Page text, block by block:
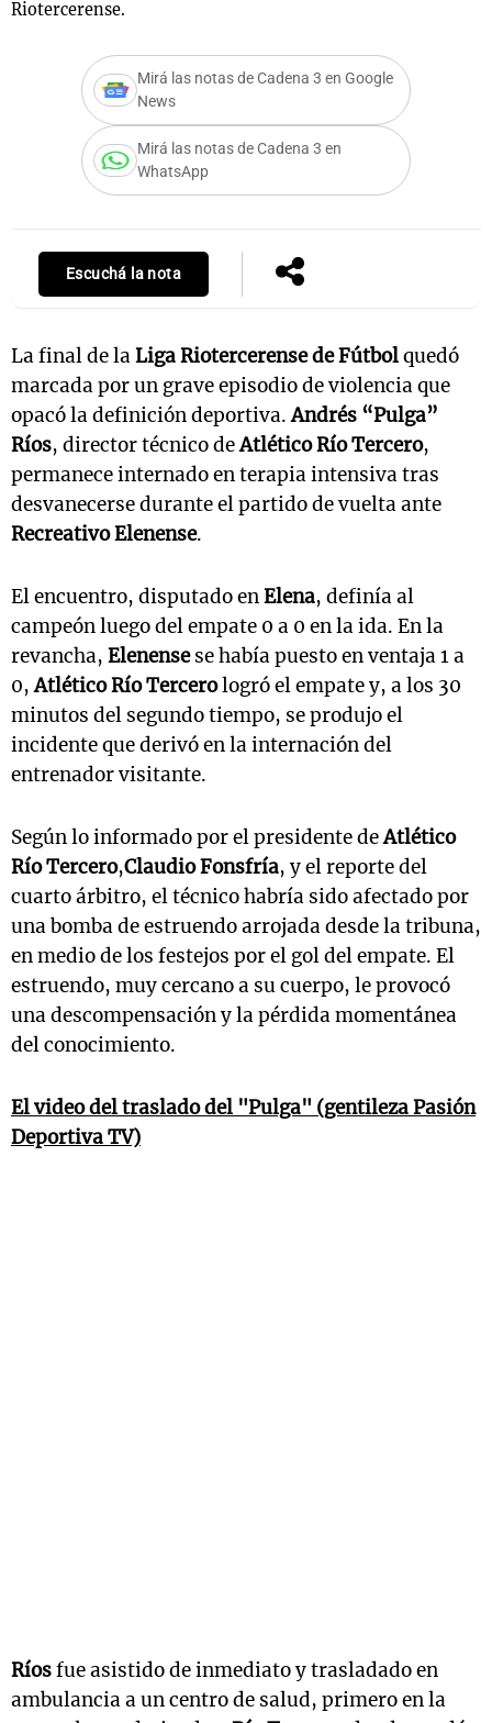
Riotercerense.
Mirá las notas de Cadena 3 en Google
News
Mirá las notas de Cadena 3 en
WhatsApp
Escuchá la nota
La final de laLiga Riotercerense de Fútbolquedó
marcada por un grave episodio de violencia que
opacó la definición deportiva.Andrés “Pulga”
Ríos, director técnico deAtlético Río Tercero,
permanece internado en terapia intensiva tras
desvanecerse durante el partido de vuelta ante
Recreativo Elenense.
El encuentro, disputado enElena, definía al
campeón luego del empate 0 a 0 en la ida. En la
revancha, Elenensese había puesto en ventaja 1 a
0,Atlético Río Tercerologró el empate y, a los 30
minutos del segundo tiempo, se produjo el
incidente que derivó en la internación del
entrenador visitante.
Según lo informado por el presidente deAtlético
Río Tercero,Claudio Fonsfría, y el reporte del
cuarto árbitro, el técnico habría sido afectado por
una bomba de estruendo arrojada desde la tribuna,
en medio de los festejos por el gol del empate. El
estruendo, muy cercano a su cuerpo, le provocó
una descompensación y la pérdida momentánea
del conocimiento.
El video del traslado del "Pulga" (gentileza Pasión
Deportiva TV)
Ríosfue asistido de inmediato y trasladado en
ambulancia a un centro de salud, primero en la